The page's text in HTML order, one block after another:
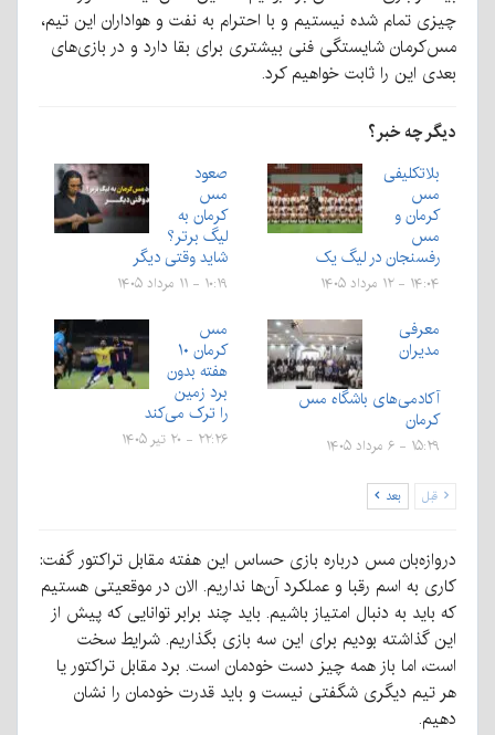
چیزی تمام شده نیستیم و با احترام به نفت و هواداران این تیم،
مس‌کرمان شایستگی فنی بیشتری برای بقا دارد و در بازی‌های
بعدی این را ثابت خواهیم کرد.
دیگر چه خبر؟
بلاتکلیفی
مس
کرمان و
مس
رفسنجان در لیگ یک
۱۴:۰۴ - ۱۲ مرداد ۱۴۰۵
صعود
مس
کرمان به
لیگ برتر؟
شاید وقتی دیگر
۱۰:۱۹ - ۱۱ مرداد ۱۴۰۵
معرفی
مدیران
آکادمی‌های باشگاه مس
کرمان
۱۵:۲۹ - ۶ مرداد ۱۴۰۵
مس
کرمان ۱۰
هفته بدون
برد زمین
را ترک می‌کند
۲۲:۲۶ - ۲۰ تیر ۱۴۰۵
قبل بعد
دروازه‌بان مس درباره بازی حساس این هفته مقابل تراکتور گفت:
کاری به اسم رقبا و عملکرد آن‌ها نداریم. الان در موقعیتی هستیم
که باید به دنبال امتیاز باشیم. باید چند برابر توانایی که پیش از
این گذاشته بودیم برای این سه بازی بگذاریم. شرایط سخت
است، اما باز همه چیز دست خودمان است. برد مقابل تراکتور یا
هر تیم دیگری شگفتی نیست و باید قدرت خودمان را نشان
دهیم.